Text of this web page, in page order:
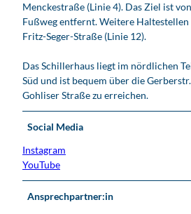
Menckestraße (Linie 4). Das Ziel ist
Fußweg entfernt. Weitere
Fritz-Seger-Straße (Linie 12).
Das Schillerhaus liegt im nördlichen
Süd und ist bequem über die
Gohliser Straße zu erreichen.
Social Media
Instagram
YouTube
Ansprechpartner:in